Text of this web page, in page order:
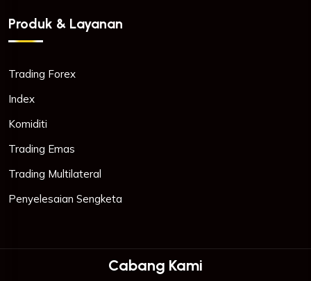
Produk & Layanan
Trading Forex
Index
Komiditi
Trading Emas
Trading Multilateral
Penyelesaian Sengketa
Cabang Kami